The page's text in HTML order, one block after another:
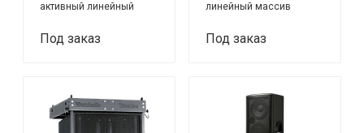
активный линейный
Под заказ
линейный массив
Под заказ